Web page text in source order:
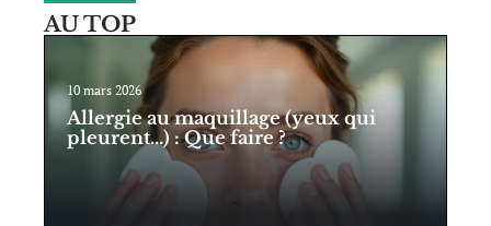
AU TOP
10 mars 2026
Allergie au maquillage (yeux qui
pleurent…) : Que faire ?